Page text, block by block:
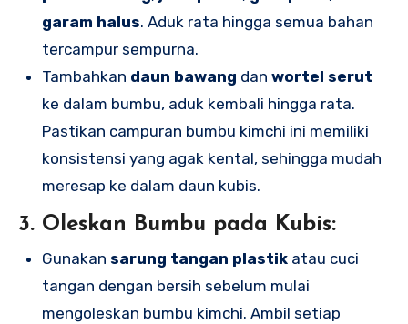
garam halus. Aduk rata hingga semua bahan
tercampur sempurna.
Tambahkan daun bawang dan wortel serut
ke dalam bumbu, aduk kembali hingga rata.
Pastikan campuran bumbu kimchi ini memiliki
konsistensi yang agak kental, sehingga mudah
meresap ke dalam daun kubis.
3. Oleskan Bumbu pada Kubis:
Gunakan sarung tangan plastikatau cuci
tangan dengan bersih sebelum mulai
mengoleskan bumbu kimchi. Ambil setiap